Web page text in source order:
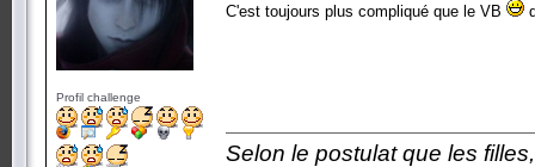
Profil challenge
C'est toujours plus compliqué que le VB
Selon le postulat que les